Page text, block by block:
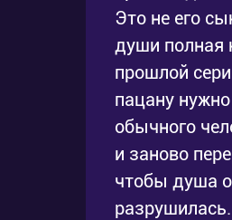
Это не его
души полная
прошлой
пацану
обычного
и заново
чтобы душа
разрушилась.